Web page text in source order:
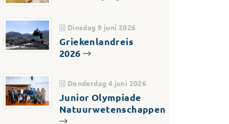
Dinsdag 9 juni 2026
Griekenlandreis
2026
Donderdag 4 juni 2026
Junior Olympiade
Natuurwetenschappen